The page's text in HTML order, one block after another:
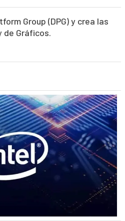
Group (DPG) y crea las
de Gráficos.